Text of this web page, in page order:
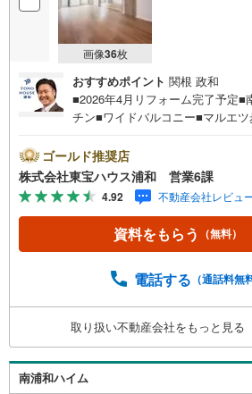
画像36枚
おすすめポイント 関根 政和
■2026年4月リフォーム完了予定■
チン■ワイドバルコニー■マルエ
時間:7:00～22:00（年中無休）こ
のお問い合わせがスムーズにご案
ご連絡下さい！東宝ハウスライフ
プ 東宝ハウス浦和 特別提携金利
和の住宅ローン■変動金利全期
金利優遇割の最大適用《0.89％
万円※2026年7月末実行分まで（
ライフパートナーが直接ご対応
つけサポート、Club Offプレミア
ざいます
ゴールド推奨店
株式会社東宝ハウス浦和 営業6課
4.92 不動産会社レビュ
資料をもらう （無料）
電話する （通話料無
取り扱い不動産会社をもっと見る
南浦和ハイム